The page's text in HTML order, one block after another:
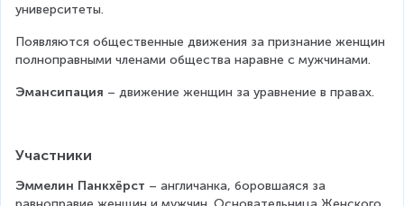
университеты.
Появляются общественные движения за признание женщин
полноправными членами общества наравне с мужчинами.
Эмансипация – движение женщин за уравнение в правах.
Участники
Эммелин Панкхёрст – англичанка, боровшаяся за